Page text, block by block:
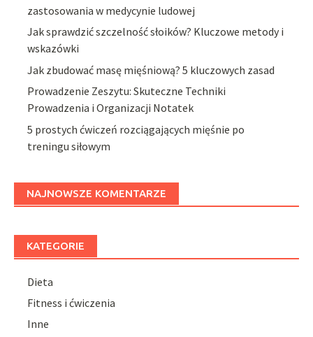
zastosowania w medycynie ludowej
Jak sprawdzić szczelność słoików? Kluczowe metody i
wskazówki
Jak zbudować masę mięśniową? 5 kluczowych zasad
Prowadzenie Zeszytu: Skuteczne Techniki
Prowadzenia i Organizacji Notatek
5 prostych ćwiczeń rozciągających mięśnie po
treningu siłowym
NAJNOWSZE KOMENTARZE
KATEGORIE
Dieta
Fitness i ćwiczenia
Inne